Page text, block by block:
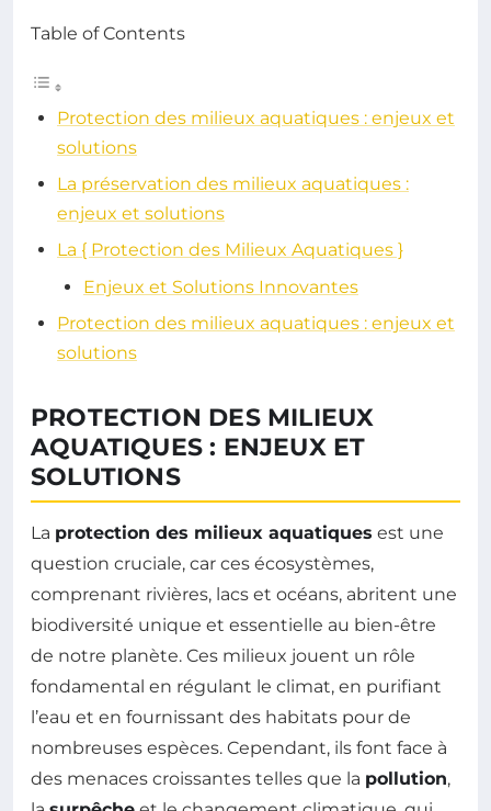
Table of Contents
Protection des milieux aquatiques : enjeux et
solutions
La préservation des milieux aquatiques :
enjeux et solutions
La { Protection des Milieux Aquatiques }
Enjeux et Solutions Innovantes
Protection des milieux aquatiques : enjeux et
solutions
PROTECTION DES MILIEUX
AQUATIQUES : ENJEUX ET
SOLUTIONS
La protection des milieux aquatiques est une
question cruciale, car ces écosystèmes,
comprenant rivières, lacs et océans, abritent une
biodiversité unique et essentielle au bien-être
de notre planète. Ces milieux jouent un rôle
fondamental en régulant le climat, en purifiant
l’eau et en fournissant des habitats pour de
nombreuses espèces. Cependant, ils font face à
des menaces croissantes telles que la pollution,